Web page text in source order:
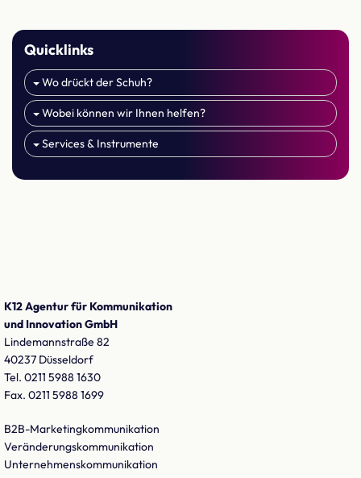
Quicklinks
Wo drückt der Schuh?
Wobei können wir Ihnen helfen?
Services & Instrumente
K12 Agentur für Kommunikation
und Innovation GmbH
Lindemannstraße 82
40237 Düsseldorf
Tel. 0211 5988 1630
Fax. 0211 5988 1699
B2B-Marketingkommunikation
Veränderungskommunikation
Unternehmenskommunikation